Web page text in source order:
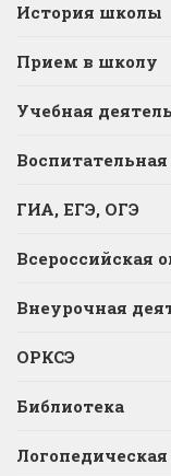
История школы
Прием в школу
Учебная
Воспитательная
ГИА, ЕГЭ, ОГЭ
Всероссийская
Внеурочная
ОРКСЭ
Библиотека